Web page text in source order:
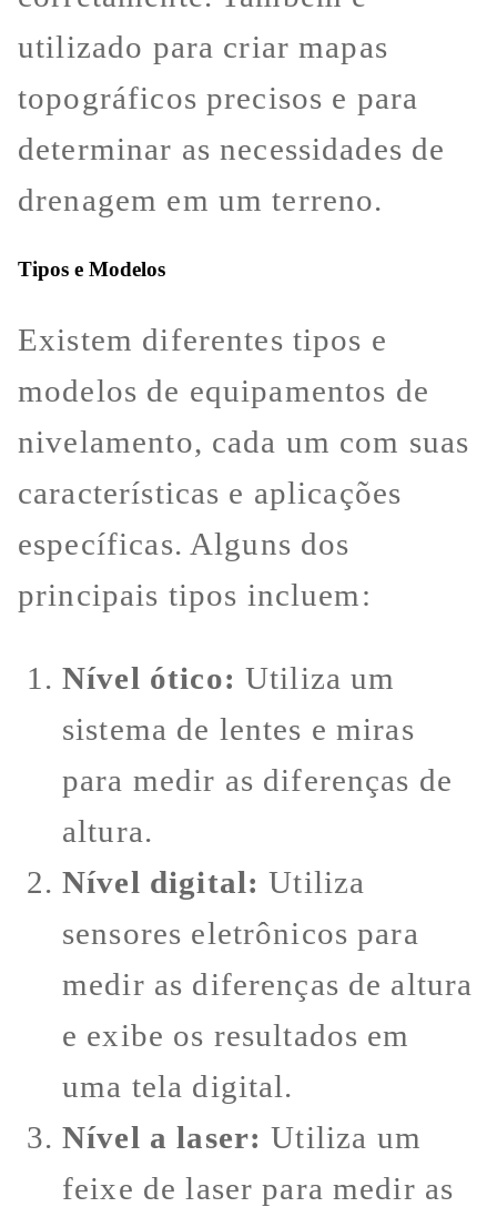
utilizado para criar mapas
topográficos precisos e para
determinar as necessidades de
drenagem em um terreno.
Tipos e Modelos
Existem diferentes tipos e
modelos de equipamentos de
nivelamento, cada um com suas
características e aplicações
específicas. Alguns dos
principais tipos incluem:
Nível ótico: Utiliza um
sistema de lentes e miras
para medir as diferenças de
altura.
Nível digital: Utiliza
sensores eletrônicos para
medir as diferenças de altura
e exibe os resultados em
uma tela digital.
Nível a laser: Utiliza um
feixe de laser para medir as